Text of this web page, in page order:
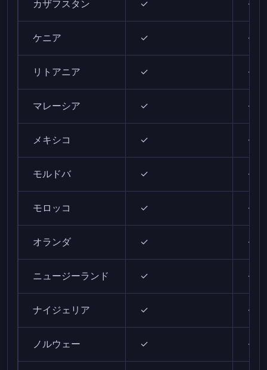
カザフスタン ✓ ✓
ケニア ✓ ✓
リトアニア ✓ ✓
マレーシア ✓ ✓
メキシコ ✓ ✓
モルドバ ✓ ✓
モロッコ ✓ ✓
オランダ ✓ ✓
ニュージーランド ✓ ✓
ナイジェリア ✓ ✓
ノルウェー ✓ ✓